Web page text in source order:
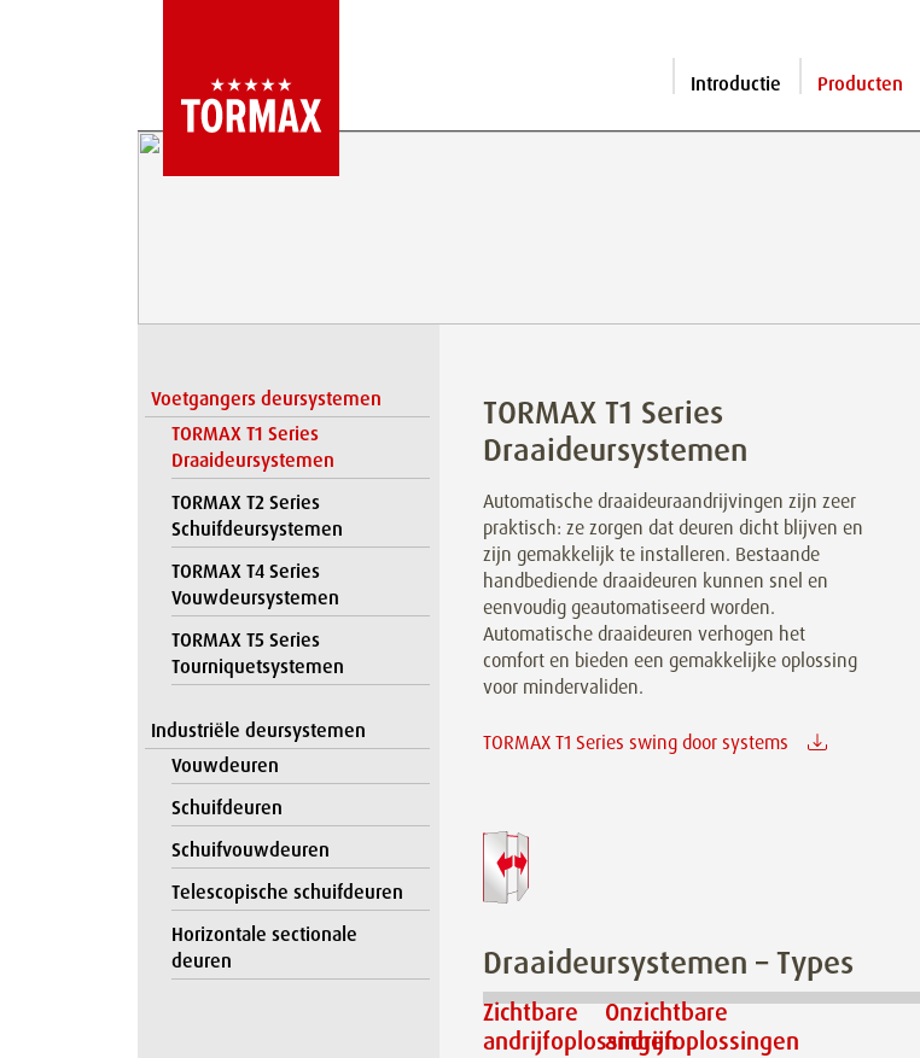
Introductie Producten
Voetgangers deursystemen
TORMAX T1 Series
Draaideursystemen
TORMAX T2 Series
Schuifdeursystemen
TORMAX T4 Series
Vouwdeursystemen
TORMAX T5 Series
Tourniquetsystemen
Industriële deursystemen
Vouwdeuren
Schuifdeuren
Schuifvouwdeuren
Telescopische schuifdeuren
Horizontale sectionale
deuren
TORMAX T1 Series
Draaideursystemen
Automatische draaideuraandrijvingen zijn zeer
praktisch: ze zorgen dat deuren dicht blijven en
zijn gemakkelijk te installeren. Bestaande
handbediende draaideuren kunnen snel en
eenvoudig geautomatiseerd worden.
Automatische draaideuren verhogen het
comfort en bieden een gemakkelijke oplossing
voor mindervaliden.
TORMAX T1 Series swing door systems
Draaideursystemen – Types
Zichtbare
andrijfoplossingen
Onzichtbare
andrijfoplossingen